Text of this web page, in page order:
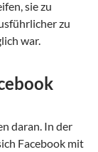
sie zu
zu
war.
daran. In der
Facebook mit